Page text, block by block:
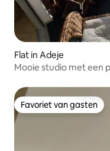
Flat in Adeje
Mooie studio met een
Favoriet van gasten
Favoriet van gasten